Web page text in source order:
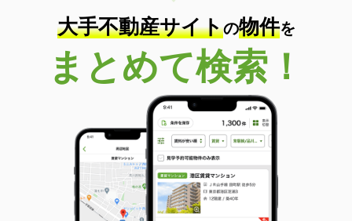
大手不動産サイトの物件を
まとめて検索！